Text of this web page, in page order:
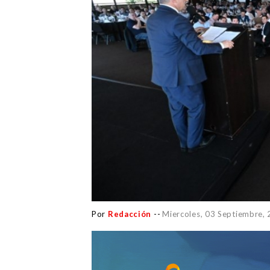
Por Redacción -- Miercoles, 03 Septiembre,